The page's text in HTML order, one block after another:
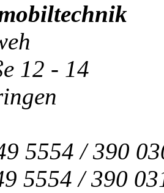
12 - 14
5554 / 390
5554 / 390